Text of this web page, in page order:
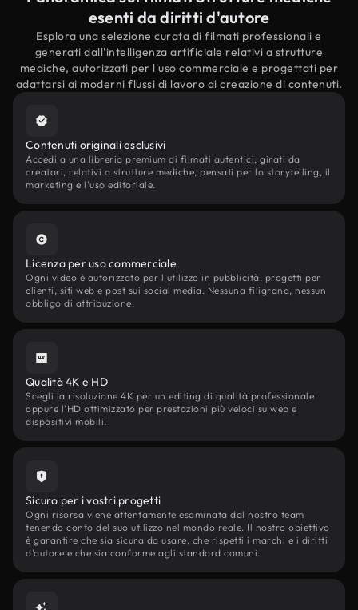
esenti da diritti d'autore
Esplora una selezione curata di filmati professionali e
generati dall'intelligenza artificiale relativi a strutture
mediche, autorizzati per l'uso commerciale e progettati per
adattarsi ai moderni flussi di lavoro di creazione di contenuti.
Contenuti originali esclusivi
Accedi a una libreria premium di filmati autentici, girati da
creatori, relativi a strutture mediche, pensati per lo storytelling, il
marketing e l'uso editoriale.
Licenza per uso commerciale
Ogni video è autorizzato per l'utilizzo in pubblicità, progetti per
clienti, siti web e post sui social media. Nessuna filigrana, nessun
obbligo di attribuzione.
Qualità 4K e HD
Scegli la risoluzione 4K per un editing di qualità professionale
oppure l'HD ottimizzato per prestazioni più veloci su web e
dispositivi mobili.
Sicuro per i vostri progetti
Ogni risorsa viene attentamente esaminata dal nostro team
tenendo conto del suo utilizzo nel mondo reale. Il nostro obiettivo
è garantire che sia sicura da usare, che rispetti i marchi e i diritti
d'autore e che sia conforme agli standard comuni.